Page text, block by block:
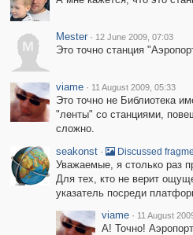
M
Mester · 12 June 2009, 07:03
Это точно станция
viame · 11 August 2009, 05:33
Это точно не Библиотека
"ленты" со станциями,
сложно.
seakonst · Discussed
Уважаемые, я столько раз
Для тех, кто не верит
указатель посреди
viame · 11 August
А! Точно!